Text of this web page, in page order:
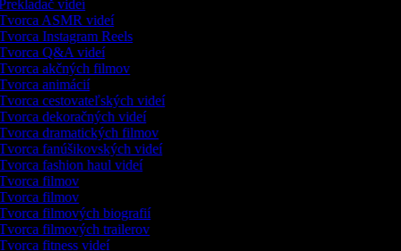
videí
ASMR videí
Instagram Reels
Q&A videí
akčných filmov
animácií
cestovateľských videí
dekoračných videí
dramatických filmov
fanúšikovských videí
fashion haul videí
filmov
filmov
filmových biografií
filmových trailerov
fitness videí